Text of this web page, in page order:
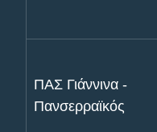
ΠΑΣ Γιάννινα -
Πανσερραϊκός